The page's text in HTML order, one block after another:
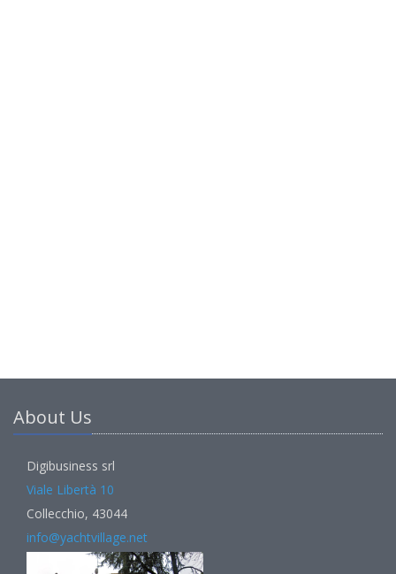
About Us
Digibusiness srl
Viale Libertà 10
Collecchio, 43044
info@yachtvillage.net